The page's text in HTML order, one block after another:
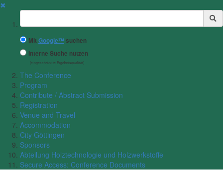
✖
Suchbegriff
MitGoogle™ suchen
Interne Suche nutzen
(eingeschränkte Ergebnisqualität)
The Conference
Program
Contribute / Abstract Submission
Registration
Venue and Travel
Accommodation
City Göttingen
Sponsors
Abteilung Holztechnologie und Holzwerkstoffe
Secure Access: Conference Documents